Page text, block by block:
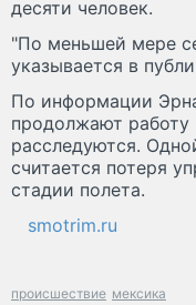
десяти человек.
"По меньшей мере
указывается в
По информации
продолжают
расследуются.
считается потеря
стадии полета.
smotrim.ru
происшествие мексика